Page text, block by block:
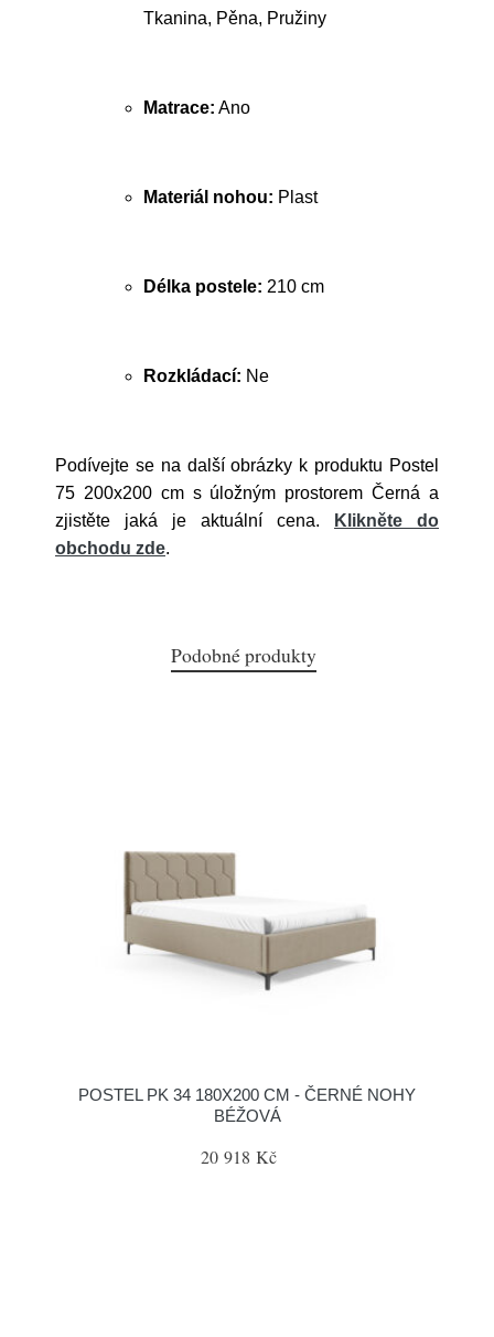
Tkanina, Pěna, Pružiny
Matrace: Ano
Materiál nohou: Plast
Délka postele: 210 cm
Rozkládací: Ne
Podívejte se na další obrázky k produktu Postel
75 200x200 cm s úložným prostorem Černá a
zjistěte jaká je aktuální cena.
Klikněte do
obchodu zde.
Podobné produkty
POSTEL PK 34 180X200 CM - ČERNÉ NOHY
BÉŽOVÁ
20 918 Kč